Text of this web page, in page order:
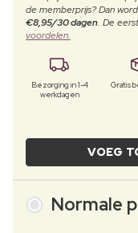
de memberprijs? Dan
€8,95/30 dagen. De
voordelen.
Bezorging in 1-4
werkdagen
Gratis
VOEG
Normale